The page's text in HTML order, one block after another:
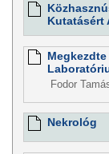
Kutatásért
Fodor
Nekrológ